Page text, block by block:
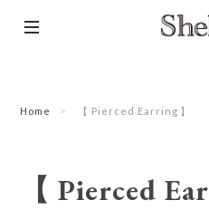
Home 【 Pierced Earring 】
【 Pierced